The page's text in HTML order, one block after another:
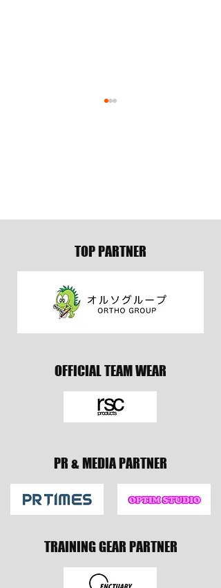
TOP PARTNER
OFFICIAL TEAM WEAR
PR & MEDIA PARTNER
TRAINING GEAR PARTNER